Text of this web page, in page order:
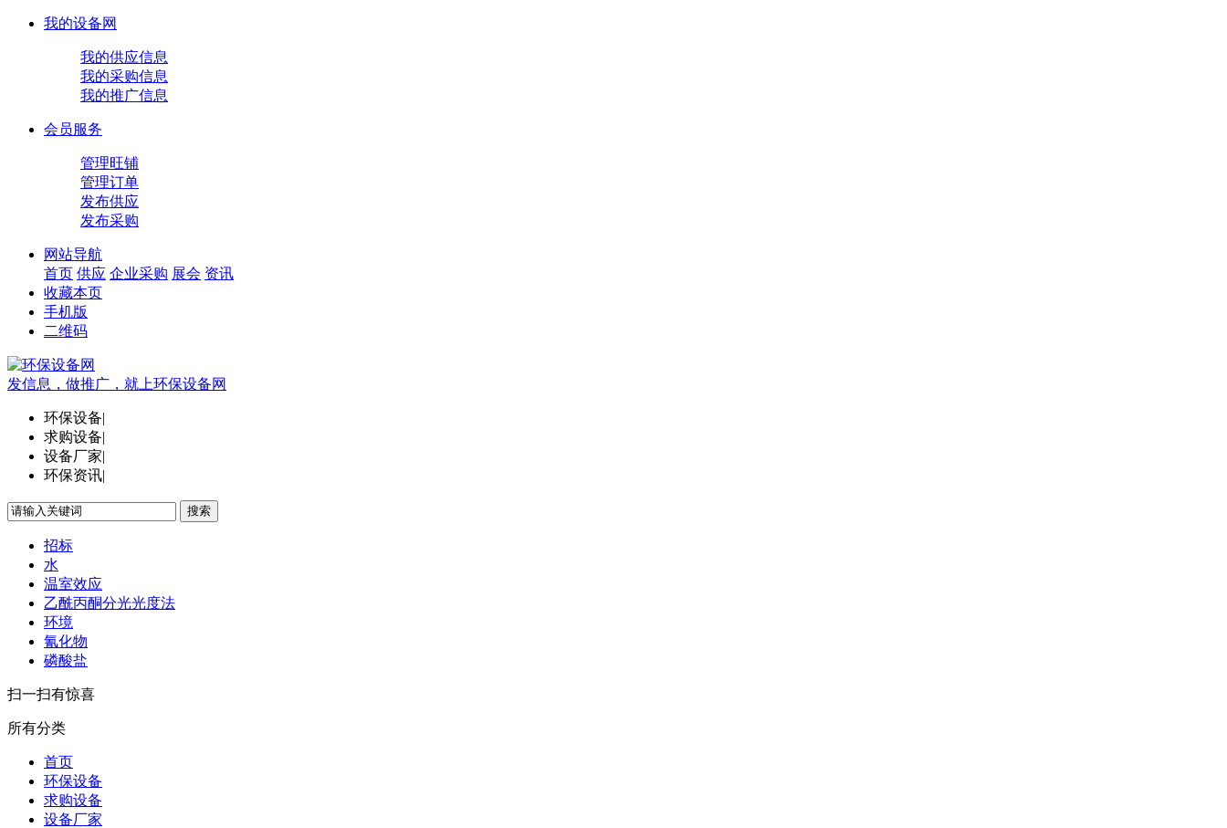
我的设备网
我的供应信息
我的采购信息
我的推广信息
会员服务
管理旺铺
管理订单
发布供应
发布采购
网站导航
首页 供应 企业采购 展会 资讯
收藏本页
手机版
二维码
发信息，做推广，就上环保设备网
环保设备|
求购设备|
设备厂家|
环保资讯|
搜索
招标
水
温室效应
乙酰丙酮分光光度法
环境
氰化物
磷酸盐
扫一扫有惊喜
所有分类
首页
环保设备
求购设备
设备厂家